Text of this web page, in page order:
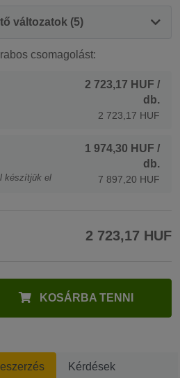
változatok (5)
csomagolást:
2 723,17 HUF /
db.
2 723,17 HUF
készítjük el
1 974,30 HUF /
db.
7 897,20 HUF
2 723,17 HUF
KOSÁRBA TENNI
Kérdések